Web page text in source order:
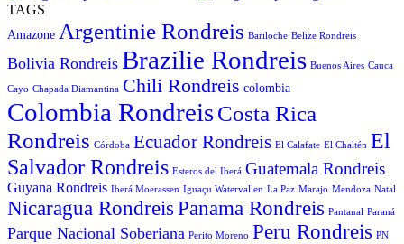
TAGS
Amazone Argentinie Rondreis Bariloche Belize Rondreis
Bolivia Rondreis Brazilie Rondreis Buenos Aires Cauca
Cayo Chapada Diamantina Chili Rondreis colombia
Colombia RondreisCosta Rica
Rondreis Córdoba Ecuador Rondreis El Calafate El Chaltén El
Salvador Rondreis Esteros del Iberá Guatemala Rondreis
Guyana Rondreis Iberá Moerassen Iguaçu Watervallen La Paz Marajo Mendoza Natal
Nicaragua Rondreis Panama Rondreis Pantanal Paraná
Parque Nacional Soberiana Perito Moreno Peru Rondreis PN